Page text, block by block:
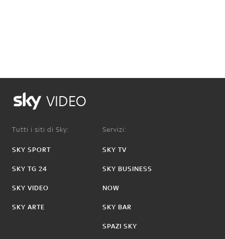
VIDEO
Tutti i siti di Sky:
SKY SPORT
SKY TG 24
SKY VIDEO
SKY ARTE
Servizi:
SKY TV
SKY BUSINESS
NOW
SKY BAR
SPAZI SKY